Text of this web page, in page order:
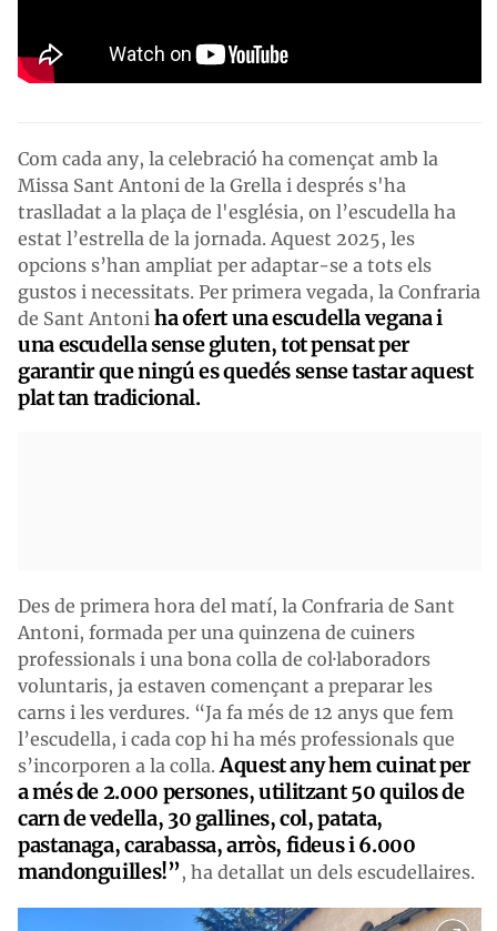
Com cada any, la celebració ha començat amb la
Missa Sant Antoni de la Grella i després s'ha
traslladat a la plaça de l'església, on l’escudella ha
estat l’estrella de la jornada. Aquest 2025, les
opcions s’han ampliat per adaptar-se a tots els
gustos i necessitats. Per primera vegada, la Confraria
de Sant Antoni ha ofert una escudella vegana i
una escudella sense gluten, tot pensat per
garantir que ningú es quedés sense tastar aquest
plat tan tradicional.
Des de primera hora del matí, la Confraria de Sant
Antoni, formada per una quinzena de cuiners
professionals i una bona colla de col·laboradors
voluntaris, ja estaven començant a preparar les
carns i les verdures. “Ja fa més de 12 anys que fem
l’escudella, i cada cop hi ha més professionals que
s’incorporen a la colla. Aquest any hem cuinat per
a més de 2.000 persones, utilitzant 50 quilos de
carn de vedella, 30 gallines, col, patata,
pastanaga, carabassa, arròs, fideus i 6.000
mandonguilles!”, ha detallat un dels escudellaires.